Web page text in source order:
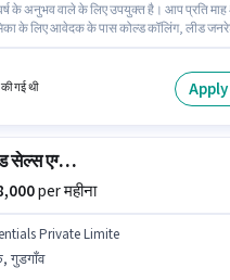
के अनुभव वाले के लिए उपयुक्त है। आप प्रति माह
के लिए आवेदक के पास कोल्ड कॉलिंग, लीड
लिए Fixed सैलरी उपलब्ध है।
गई थी
FMCG फील्ड सेल्स एग्जीक्यूटिव
per महीना
Private Limite
गुडगाँव